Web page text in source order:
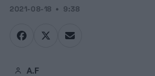
2021-08-18 9:38
A.F